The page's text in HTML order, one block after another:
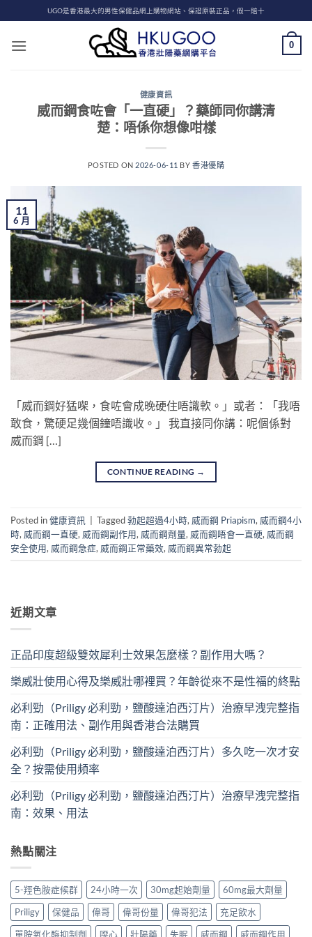
to
content
UGO是香港最大的男性保健品網上購物網站、保證原裝正品，假一賠十
0
健康資訊
威而鋼食咗會「一直硬」？藥師同你講清
楚：唔係你想像咁樣
POSTED ON 2026-06-11 BY香港優購
11
6 月
「威而鋼好猛㗎，食咗會成晚硬住唔識軟。」或者：「我唔
敢食，驚硬足幾個鐘唔識收。」 我直接同你講：呢個係對
威而鋼 […]
CONTINUE READING →
Posted in健康資訊 Tagged勃起超過4小時, 威而鋼 Priapism, 威而鋼4小
時, 威而鋼一直硬, 威而鋼副作用, 威而鋼劑量, 威而鋼唔會一直硬, 威而鋼
安全使用, 威而鋼急症, 威而鋼正常藥效, 威而鋼異常勃起
近期文章
正品印度超級雙效犀利士效果怎麼樣？副作用大嗎？
樂威壯使用心得及樂威壯哪裡買？年齡從來不是性福的終點
必利勁（Priligy 必利勁，鹽酸達泊西汀片）治療早洩完整指
南：正確用法、副作用與香港合法購買
必利勁（Priligy 必利勁，鹽酸達泊西汀片）多久吃一次才安
全？按需使用頻率
必利勁（Priligy 必利勁，鹽酸達泊西汀片）治療早洩完整指
南：效果、用法
熱點關注
5-羥色胺症候群 24小時一次 30mg起始劑量
60mg最大劑量
Priligy
保健品 偉哥 偉哥份量 偉哥犯法
充足飲水
單胺氧化酶抑制劑
噁心 壯陽藥 失眠 威而鋼 威而鋼作用